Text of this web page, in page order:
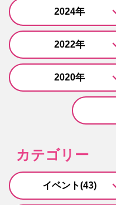
2024年
2022年
2020年
カテゴリー
イベント(43)